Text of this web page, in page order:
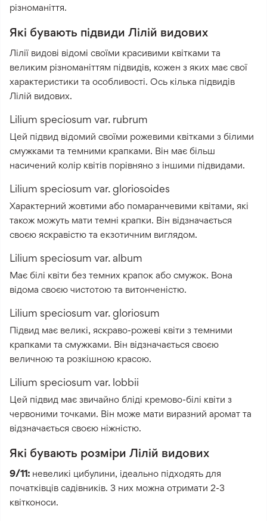
різноманіття.
Які бувають підвиди Лілій видових
Лілії видові відомі своїми красивими квітками та
великим різноманіттям підвидів, кожен з яких має свої
характеристики та особливості. Ось кілька підвидів
Лілій видових.
Lilium speciosum var. rubrum
Цей підвид відомий своїми рожевими квітками з білими
смужками та темними крапками. Він має більш
насичений колір квітів порівняно з іншими підвидами.
Lilium speciosum var. gloriosoides
Характерний жовтими або помаранчевими квітами, які
також можуть мати темні крапки. Він відзначається
своєю яскравістю та екзотичним виглядом.
Lilium speciosum var. album
Має білі квіти без темних крапок або смужок. Вона
відома своєю чистотою та витонченістю.
Lilium speciosum var. gloriosum
Підвид має великі, яскраво-рожеві квіти з темними
крапками та смужками. Він відзначається своєю
величною та розкішною красою.
Lilium speciosum var. lobbii
Цей підвид має звичайно бліді кремово-білі квіти з
червоними точками. Він може мати виразний аромат та
відзначається своєю ніжністю.
Які бувають розміри Лілій видових
9/11: невеликі цибулини, ідеально підходять для
початківців садівників. З них можна отримати 2-3
квітконоси.